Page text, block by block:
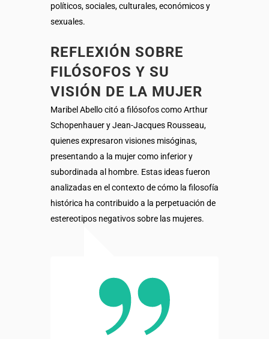
políticos, sociales, culturales, económicos y
sexuales.
REFLEXIÓN SOBRE
FILÓSOFOS Y SU
VISIÓN DE LA MUJER
Maribel Abello citó a filósofos como Arthur
Schopenhauer y Jean-Jacques Rousseau,
quienes expresaron visiones misóginas,
presentando a la mujer como inferior y
subordinada al hombre. Estas ideas fueron
analizadas en el contexto de cómo la filosofía
histórica ha contribuido a la perpetuación de
estereotipos negativos sobre las mujeres.